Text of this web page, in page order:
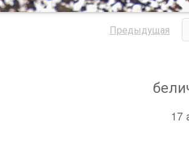
Предыдущая
17